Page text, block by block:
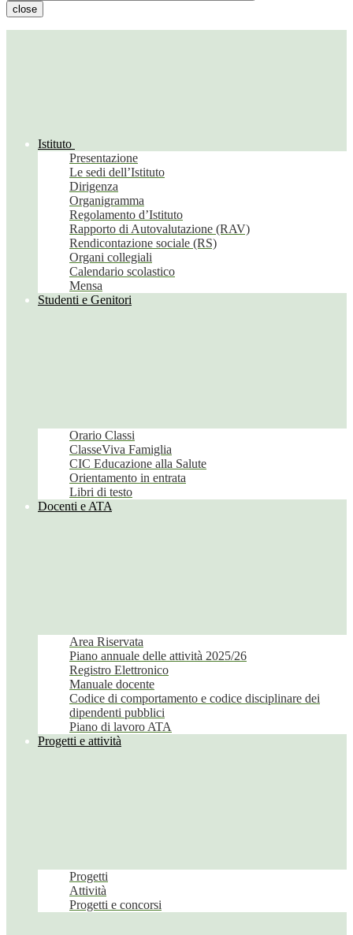
close
Istituto
Presentazione
Le sedi dell’Istituto
Dirigenza
Organigramma
Regolamento d’Istituto
Rapporto di Autovalutazione (RAV)
Rendicontazione sociale (RS)
Organi collegiali
Calendario scolastico
Mensa
Studenti e Genitori
Orario Classi
ClasseViva Famiglia
CIC Educazione alla Salute
Orientamento in entrata
Libri di testo
Docenti e ATA
Area Riservata
Piano annuale delle attività 2025/26
Registro Elettronico
Manuale docente
Codice di comportamento e codice disciplinare dei
dipendenti pubblici
Piano di lavoro ATA
Progetti e attività
Progetti
Attività
Progetti e concorsi